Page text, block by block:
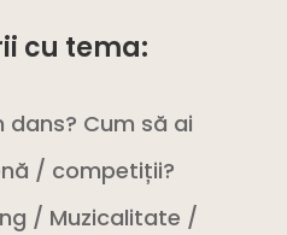
cu tema:
dans? Cum să ai
/ competiții?
/ Muzicalitate /